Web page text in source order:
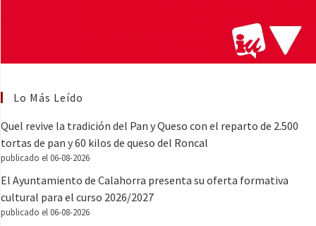
Lo Más Leído
Quel revive la tradición del Pan y Queso con el reparto de 2.500
tortas de pan y 60 kilos de queso del Roncal
publicado el 06-08-2026
El Ayuntamiento de Calahorra presenta su oferta formativa
cultural para el curso 2026/2027
publicado el 06-08-2026